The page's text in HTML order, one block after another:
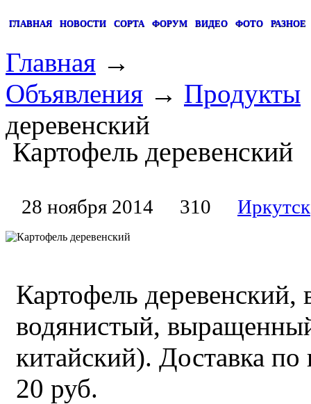
ГЛАВНАЯ НОВОСТИ СОРТА ФОРУМ ВИДЕО ФОТО РАЗНОЕ
Главная →
Объявления → Продукты
деревенский
Картофель деревенский
28 ноября 2014 310 Иркутск
Картофель
водянистый,
китайский). Доставка по
20 руб.